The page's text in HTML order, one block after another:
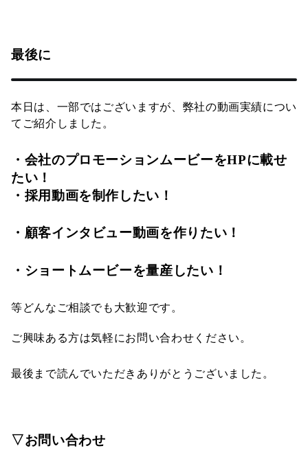
最後に
本日は、一部ではございますが、弊社の動画実績につい
てご紹介しました。
・会社のプロモーションムービーをHPに載せ
たい！
・採用動画を制作したい！
・顧客インタビュー動画を作りたい！
・ショートムービーを量産したい！
等どんなご相談でも大歓迎です。
ご興味ある方は気軽にお問い合わせください。
最後まで読んでいただきありがとうございました。
▽お問い合わせ